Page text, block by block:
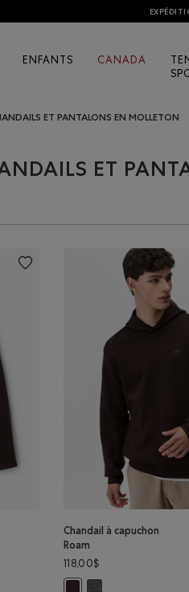
ENFANTS CANADA
ET PANTALONS EN MOLLETON
ET
Couleur
CHINÉ FONCÉ Couleur
Chandail à capuchon
Roam
118,00$
Chandail à capuchon